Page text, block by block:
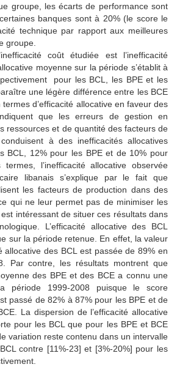
groupe, les écarts de performance sont
banques sont à 20% (le score le
technique par rapport aux meilleures
groupe.
coût étudiée est l’inefficacité
moyenne sur la période s’établit à
pour les BCL, les BPE et les
une légère différence entre les BCE
d’efficacité allocative en faveur des
que les erreurs de gestion en
ressources et de quantité des facteurs de
à des inefficacités allocatives
BCL, 12% pour les BPE et de 10% pour
l’inefficacité allocative observée
libanais s’explique par le fait que
les facteurs de production dans des
qui ne leur permet pas de minimiser les
intéressant de situer ces résultats dans
L’efficacité allocative des BCL
sur la période retenue. En effet, la valeur
allocative des BCL est passée de 89% en
Par contre, les résultats montrent que
des BPE et des BCE a connu une
période 1999-2008 puisque le score
passé de 82% à 87% pour les BPE et de
La dispersion de l’efficacité allocative
pour les BCL que pour les BPE et BCE
variation reste contenu dans un intervalle
contre [11%-23] et [3%-20%] pour les